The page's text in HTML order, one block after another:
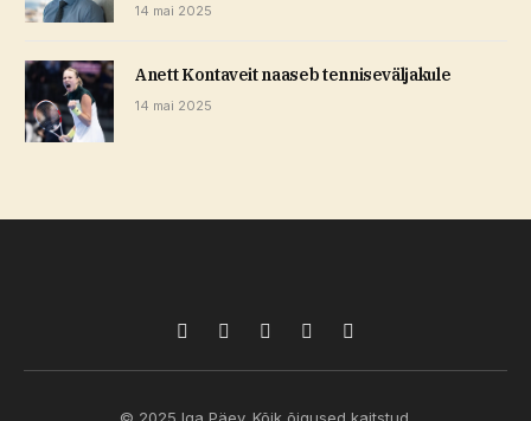
14 mai 2025
Anett Kontaveit naaseb tenniseväljakule
14 mai 2025
Facebook
X
(Twitter)
PinterestTikTokInstagram
© 2025 Iga Päev. Kõik õigused kaitstud.